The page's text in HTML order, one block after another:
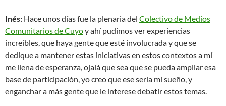
Inés: Hace unos días fue la plenaria del Colectivo de Medios
Comunitarios de Cuyoy ahí pudimos ver experiencias
increíbles, que haya gente que esté involucrada y que se
dedique a mantener estas iniciativas en estos contextos a mí
me llena de esperanza, ojalá que sea que se pueda ampliar esa
base de participación, yo creo que ese sería mi sueño, y
enganchar a más gente que le interese debatir estos temas.